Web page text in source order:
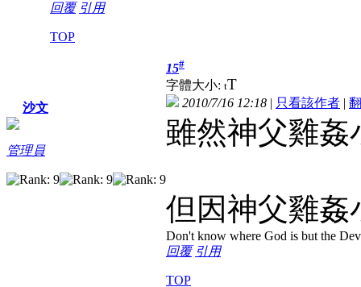
回覆 引用
TOP
沙文
管理員
15#
字體大小: tT
2010/7/16 12:18 | 只看該作者 |
雖然神父雞姦
但因神父雞姦
Don't know where God is but the
回覆 引用
TOP